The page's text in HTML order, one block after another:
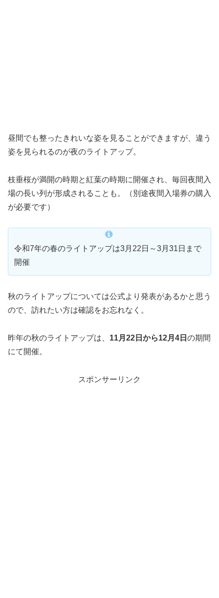
昼間でも整ったきれいな姿を見ることができますが、違う
姿を見られるのが夜のライトアップ。
枝垂桜が満開の時期と紅葉の時期に開催され、毎回夜間入
場の長い列が形成されることも。（別途夜間入場券の購入
が必要です）
令和7年の春のライトアップは3月22日～3月31日まで
開催
秋のライトアップについては公式より発表があるかと思う
ので、訪れたい方は確認をお忘れなく。
昨年の秋のライトアップは、 11月22日から12月4日 の期間
にて開催。
スポンサーリンク